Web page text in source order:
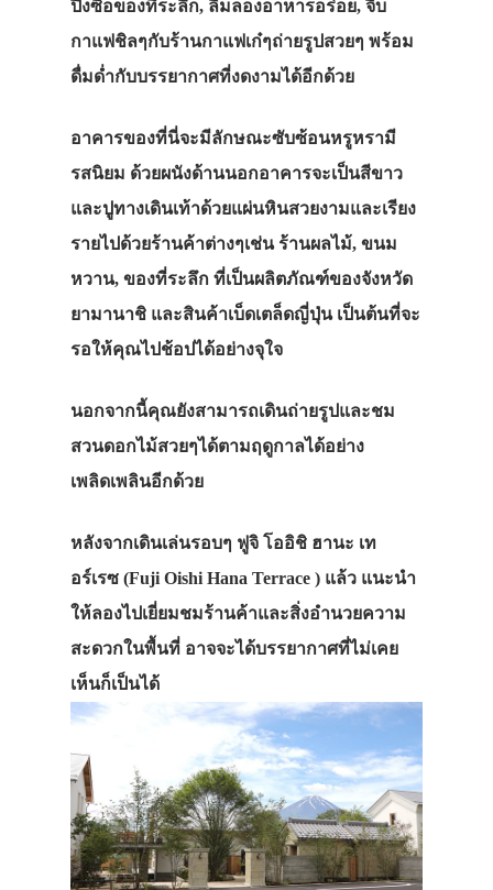
ปิ้งซื้อของที่ระลึก, ลิ้มลองอาหารอร่อย, จิบ
กาแฟชิลๆกับร้านกาแฟเก๋ๆถ่ายรูปสวยๆ พร้อม
ดื่มด่ำกับบรรยากาศที่งดงามได้อีกด้วย
อาคารของที่นี่จะมีลักษณะซับซ้อนหรูหรามี
รสนิยม ด้วยผนังด้านนอกอาคารจะเป็นสีขาว
และปูทางเดินเท้าด้วยแผ่นหินสวยงามและเรียง
รายไปด้วยร้านค้าต่างๆเช่น ร้านผลไม้, ขนม
หวาน, ของที่ระลึก ที่เป็นผลิตภัณฑ์ของจังหวัด
ยามานาชิ และสินค้าเบ็ดเตล็ดญี่ปุ่น เป็นต้นที่จะ
รอให้คุณไปช้อปได้อย่างจุใจ
นอกจากนี้คุณยังสามารถเดินถ่ายรูปและชม
สวนดอกไม้สวยๆได้ตามฤดูกาลได้อย่าง
เพลิดเพลินอีกด้วย
หลังจากเดินเล่นรอบๆ ฟูจิ โออิชิ ฮานะ เท
อร์เรซ (Fuji Oishi Hana Terrace ) แล้ว แนะนำ
ให้ลองไปเยี่ยมชมร้านค้าและสิ่งอำนวยความ
สะดวกในพื้นที่ อาจจะได้บรรยากาศที่ไม่เคย
เห็นก็เป็นได้
ที่พัก
สาระน่ารู้
ภาพประทับใจ